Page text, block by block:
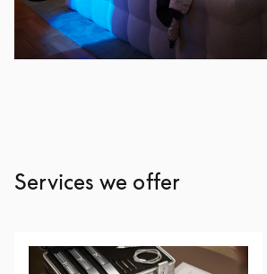
Services we offer